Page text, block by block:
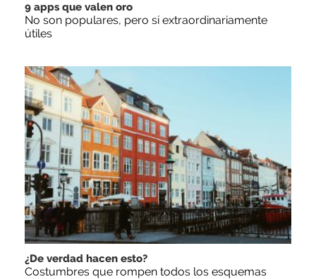
9 apps que valen oro
No son populares, pero sí extraordinariamente
útiles
¿De verdad hacen esto?
Costumbres que rompen todos los esquemas